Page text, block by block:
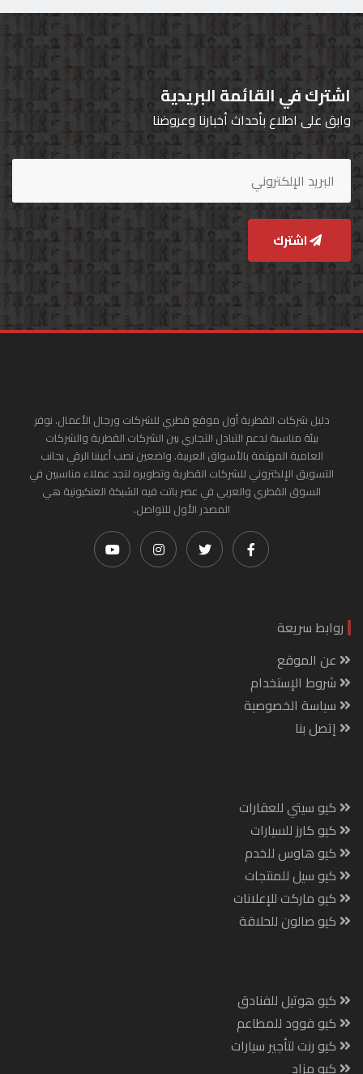
اشترك في القائمة البريدية
وابق على اطلاع بأحداث أخبارنا وعروضنا
اشترك
دليل شركات القطرية أول موقع قطري للشركات ورجال الأعمال. نوفر
بيئة مناسبة لدعم التبادل التجاري بين الشركات القطرية والشركات
العامية المهتمة بالأسواق العربية. واضعين نصب أعيننا الرقي بجانب
التسويق الإلكتروني للشركات القطرية وتطويره لتجد عملاء مناسبين في
السوق القطري والعربي في عصر باتت فيه الشبكة العنكبونية هي
المصدر الأول للتواصل.
روابط سريعة
عن الموقع
شروط الإستخدام
سياسة الخصوصية
إتصل بنا
كيو سيتي للعقارات
كيو كارز للسيارات
كيو هاوس للخدم
كيو سيل للمنتجات
كيو ماركت للإعلانات
كيو صالون للحلاقة
كيو هوتيل للفنادق
كيو فوود للمطاعم
كيو رنت لتأجير سيارات
كيو مزاد